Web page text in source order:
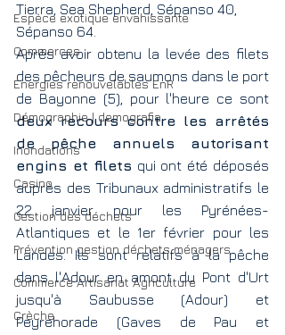
Espèce exotique envahissante
Commerces
Energies renouvelables EnR
Démographie | demografia
Inondations
Casino
Gestion des déchets
Prévention gestion déchets ménagers
Commerce Artisanat Agriculture
Crèche
Tierra, Sea Shepherd, Sépanso 40,
Sépanso 64.
Après avoir obtenu la levée des filets
des pêcheurs de saumons dans le port
deux recours contre les arrêtés
de pêche annuels autorisant
engins et filets qui ont été déposés
auprès des Tribunaux administratifs le
22 janvier pour les Pyrénées-
Atlantiques et le 1er février pour les
Landes. Ils sont relatifs à la pêche
dans l'Adour en amont du Pont d'Urt
jusqu'à Saubusse (Adour) et
Peyrehorade (Gaves de Pau et